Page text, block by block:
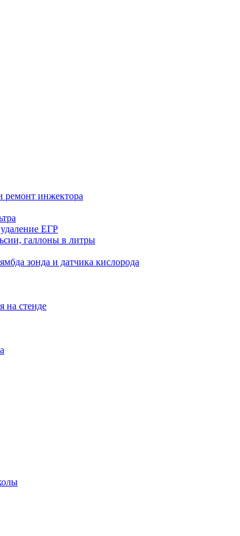
ремонт инжектора
ЕГР
галлоны в литры
зонда и датчика кислорода
на стенде